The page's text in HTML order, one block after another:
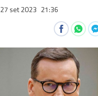
27 set 2023 21:36